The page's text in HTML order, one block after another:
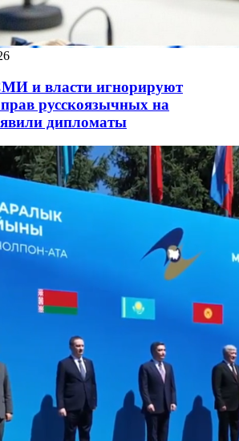
и власти игнорируют
русскоязычных на
дипломаты